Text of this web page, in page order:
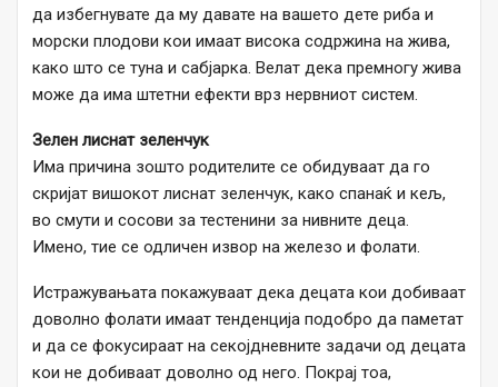
да избегнувате да му давате на вашето дете риба и
морски плодови кои имаат висока содржина на жива,
како што се туна и сабјарка. Велат дека премногу жива
може да има штетни ефекти врз нервниот систем.
Зелен лиснат зеленчук
Има причина зошто родителите се обидуваат да го
скријат вишокот лиснат зеленчук, како спанаќ и кељ,
во смути и сосови за тестенини за нивните деца.
Имено, тие се одличен извор на железо и фолати.
Истражувањата покажуваат дека децата кои добиваат
доволно фолати имаат тенденција подобро да паметат
и да се фокусираат на секојдневните задачи од децата
кои не добиваат доволно од него. Покрај тоа,